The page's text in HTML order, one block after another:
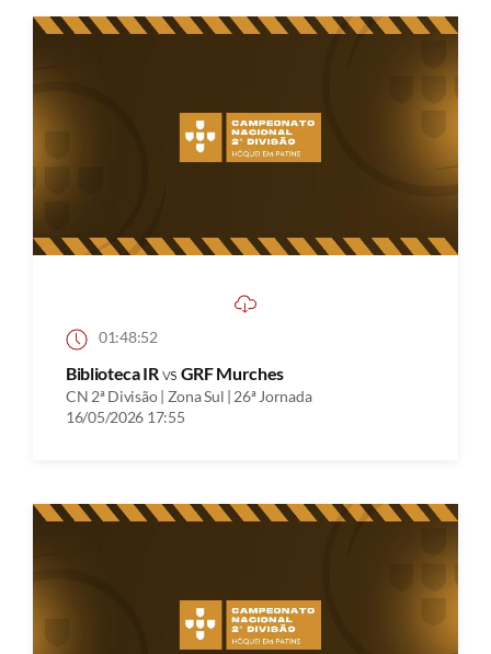
01:48:52
Biblioteca IRvs GRF Murches
CN 2ª Divisão | Zona Sul | 26ª Jornada
16/05/2026 17:55